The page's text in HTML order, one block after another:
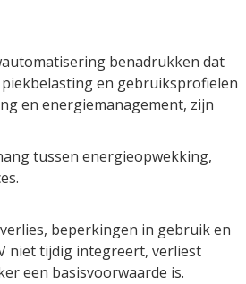
benadrukken dat
en gebruiksprofielen
en energiemanagement, zijn
tussen energieopwekking,
beperkingen in gebruik en
niet tijdig integreert, verliest
een basisvoorwaarde is.